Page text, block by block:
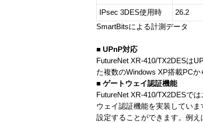
IPsec 3DES使用時
26.2
SmartBitsによる計測データ
■ UPnP対応
FutureNet XR-410/TX2DESは
た複数のWindows XP搭載PC
■ ゲートウェイ認証機能
FutureNet XR-410/TX2DESで
ウェイ認証機能を実装してい
設定することができます。例